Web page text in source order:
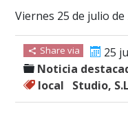
Viernes 25 de julio de
Share via
25
Noticia
local
Studio,